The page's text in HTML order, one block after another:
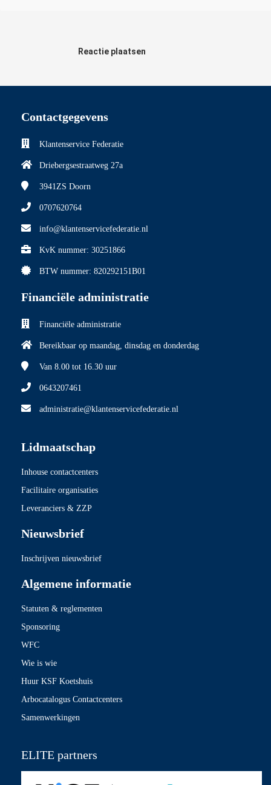
Reactie plaatsen
Contactgegevens
Klantenservice Federatie
Driebergsestraatweg 27a
3941ZS Doorn
0707620764
info@klantenservicefederatie.nl
KvK nummer: 30251866
BTW nummer: 820292151B01
Financiële administratie
Financiële administratie
Bereikbaar op maandag, dinsdag en donderdag
Van 8.00 tot 16.30 uur
0643207461
administratie@klantenservicefederatie.nl
Lidmaatschap
Inhouse contactcenters
Facilitaire organisaties
Leveranciers & ZZP
Nieuwsbrief
Inschrijven nieuwsbrief
Algemene informatie
Statuten & reglementen
Sponsoring
WFC
Wie is wie
Huur KSF Koetshuis
Arbocatalogus Contactcenters
Samenwerkingen
ELITE partners